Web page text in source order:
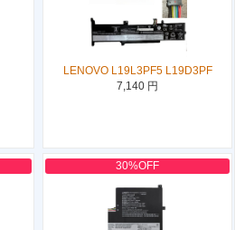
LENOVO L19L3PF5 L19D3PF
7,140 円
30%OFF